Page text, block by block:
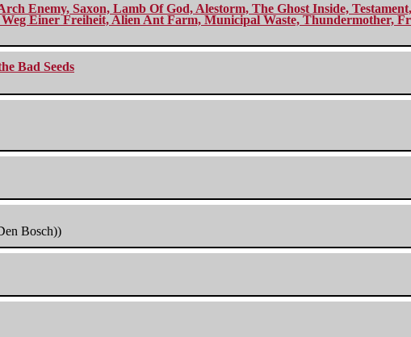
Enemy, Saxon, Lamb Of God, Alestorm, The Ghost Inside,
Einer Freiheit, Alien Ant Farm, Municipal Waste, Thundermother,
Bad Seeds
Bosch))